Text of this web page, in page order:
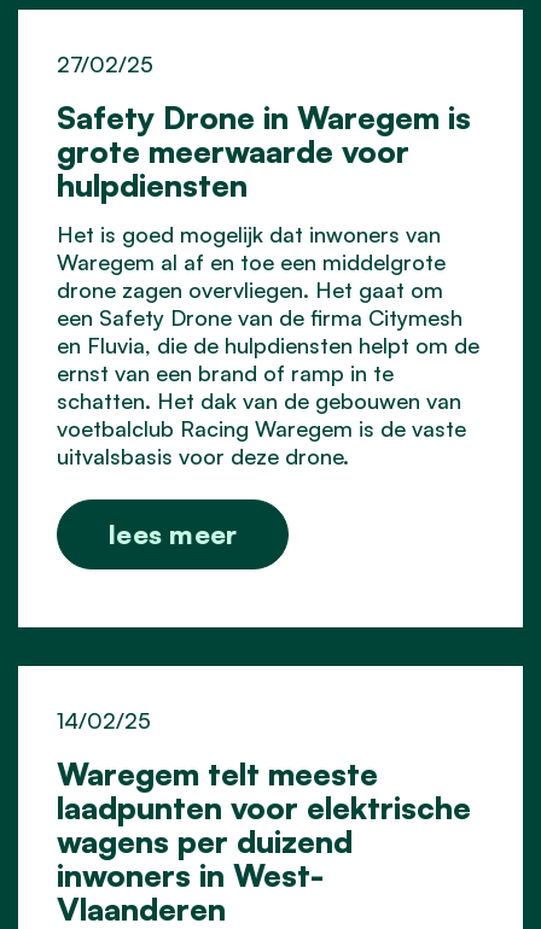
Safety Drone in Waregem is
grote meerwaarde voor
hulpdiensten
27/02/25
Het is goed mogelijk dat inwoners van
Waregem al af en toe een middelgrote
drone zagen overvliegen. Het gaat om
een Safety Drone van de firma Citymesh
en Fluvia, die de hulpdiensten helpt om de
ernst van een brand of ramp in te
schatten. Het dak van de gebouwen van
voetbalclub Racing Waregem is de vaste
uitvalsbasis voor deze drone.
lees meer
Waregem telt meeste
laadpunten voor elektrische
wagens per duizend
inwoners in West-
Vlaanderen
14/02/25